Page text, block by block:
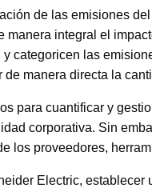
de las emisiones
manera integral el
y categoricen las
de manera directa la
para cuantificar y
corporativa. Sin
los proveedores,
Electric, establecer